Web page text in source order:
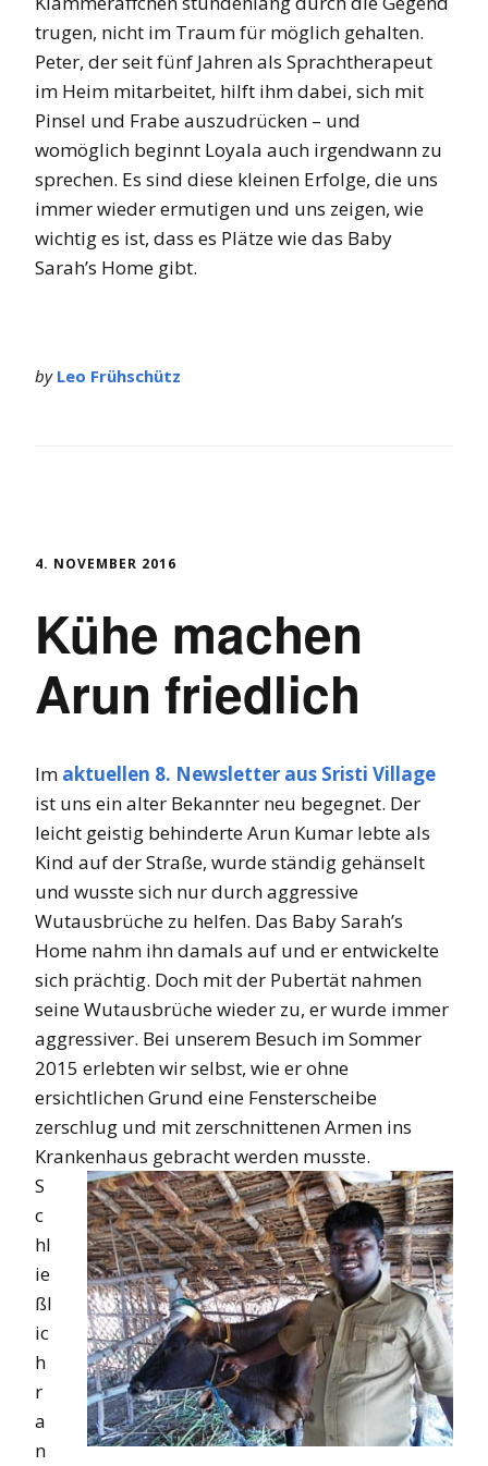
trugen, nicht im Traum für möglich gehalten.
Peter, der seit fünf Jahren als Sprachtherapeut
im Heim mitarbeitet, hilft ihm dabei, sich mit
Pinsel und Frabe auszudrücken – und
womöglich beginnt Loyala auch irgendwann zu
sprechen. Es sind diese kleinen Erfolge, die uns
immer wieder ermutigen und uns zeigen, wie
wichtig es ist, dass es Plätze wie das Baby
Sarah’s Home gibt.
by Leo Frühschütz
4. NOVEMBER 2016
Kühe machen
Arun friedlich
Im aktuellen 8. Newsletter aus Sristi Village
ist uns ein alter Bekannter neu begegnet. Der
leicht geistig behinderte Arun Kumar lebte als
Kind auf der Straße, wurde ständig gehänselt
und wusste sich nur durch aggressive
Wutausbrüche zu helfen. Das Baby Sarah’s
Home nahm ihn damals auf und er entwickelte
sich prächtig. Doch mit der Pubertät nahmen
seine Wutausbrüche wieder zu, er wurde immer
aggressiver. Bei unserem Besuch im Sommer
2015 erlebten wir selbst, wie er ohne
ersichtlichen Grund eine Fensterscheibe
zerschlug und mit zerschnittenen Armen ins
Krankenhaus gebracht werden musste.
S
c
hl
ie
ßl
ic
h
r
a
n